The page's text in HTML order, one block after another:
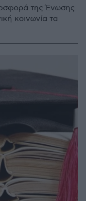
της Ένωσης
κοινωνία τα